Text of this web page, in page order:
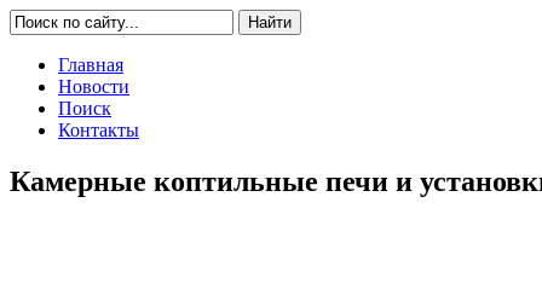
Главная
Новости
Поиск
Контакты
Камерные коптильные печи и